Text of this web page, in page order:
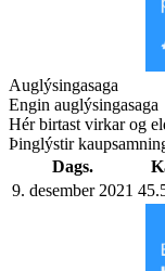
Auglýsingasaga
Engin auglýsingasaga
Hér birtast virkar og
Þinglýstir
Dags.
9. desember 2021